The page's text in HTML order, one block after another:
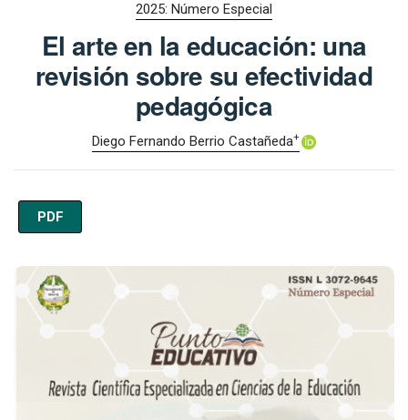
2025: Número Especial
El arte en la educación: una
revisión sobre su efectividad
pedagógica
Diego Fernando Berrio Castañeda+
PDF
Imagen de portada